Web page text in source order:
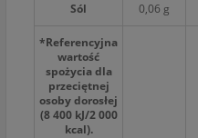
Sól 0,06 g
*Referencyjna
wartość
spożycia dla
przeciętnej
osoby dorosłej
(8 400 kJ/2 000
kcal).